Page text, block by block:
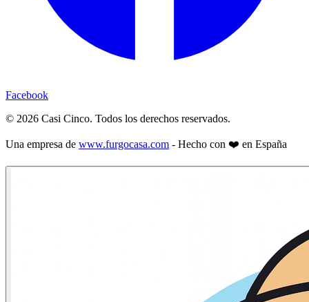
Facebook
© 2026 Casi Cinco. Todos los derechos reservados.
Una empresa de www.furgocasa.com - Hecho con ❤️ en España